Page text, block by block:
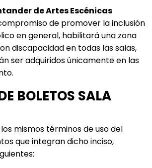
de Artes Escénicas
de promover la inclusión
en general, habilitará una zona
discapacidad en todas las salas,
ser adquiridos únicamente en las
BOLETOS SALA
los mismos términos de uso del
que integran dicho inciso,